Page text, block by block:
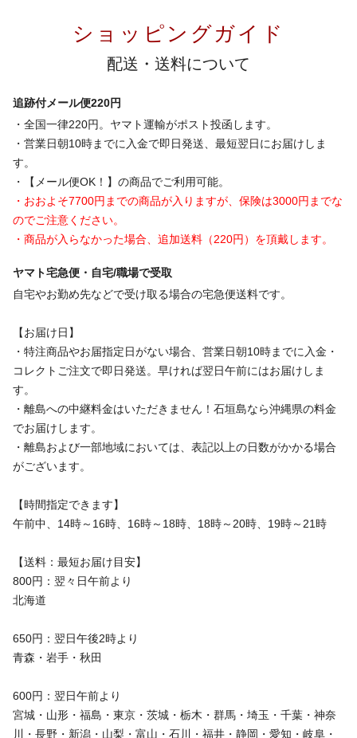
ショッピングガイド
配送・送料について
追跡付メール便220円
・全国一律220円。ヤマト運輸がポスト投函します。
・営業日朝10時までに入金で即日発送、最短翌日にお届けしま
す。
・【メール便OK！】の商品でご利用可能。
・おおよそ7700円までの商品が入りますが、保険は3000円までな
のでご注意ください。
・商品が入らなかった場合、追加送料（220円）を頂戴します。
ヤマト宅急便・自宅/職場で受取
自宅やお勤め先などで受け取る場合の宅急便送料です。
【お届け日】
・特注商品やお届指定日がない場合、営業日朝10時までに入金・
コレクトご注文で即日発送。早ければ翌日午前にはお届けしま
す。
・離島への中継料金はいただきません！石垣島なら沖縄県の料金
でお届けします。
・離島および一部地域においては、表記以上の日数がかかる場合
がございます。
【時間指定できます】
午前中、14時～16時、16時～18時、18時～20時、19時～21時
【送料：最短お届け目安】
800円：翌々日午前より
北海道
650円：翌日午後2時より
青森・岩手・秋田
600円：翌日午前より
宮城・山形・福島・東京・茨城・栃木・群馬・埼玉・千葉・神奈
川・長野・新潟・山梨・富山・石川・福井・静岡・愛知・岐阜・